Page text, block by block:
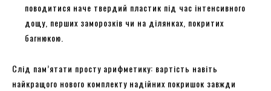
поводитися наче твердий пластик під час інтенсивного
дощу, перших заморозків чи на ділянках, покритих
багнюкою.
Слід пам’ятати просту арифметику: вартість навіть
найкращого нового комплекту надійних покришок завжди